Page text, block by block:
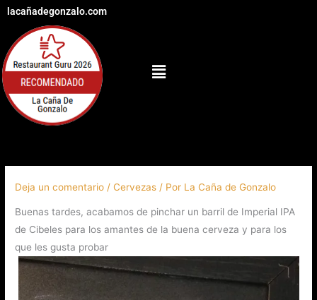
contenido
lacañadegonzalo.com
Menú
Deja un comentario /Cervezas / Por La Caña de Gonzalo
Buenas tardes, acabamos de pinchar un barril de Imperial IPA
de Cibeles para los amantes de la buena cerveza y para los
que les gusta probar